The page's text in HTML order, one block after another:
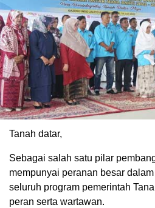
Tanah datar,
Sebagai salah satu pilar
mempunyai peranan besar
seluruh program pemerintah
peran serta wartawan.